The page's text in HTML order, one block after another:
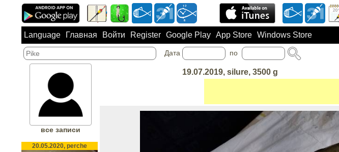
Language Главная Войти Register Google Play App Store Windows Store
Дата по
19.07.2019, silure, 3500 g
все записи
20.05.2020, perche